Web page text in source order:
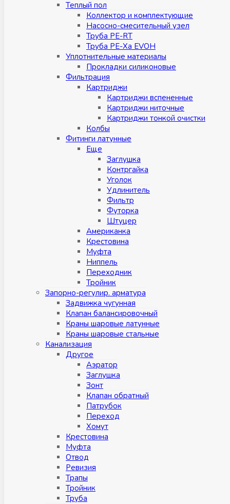
Теплый пол
Коллектор и комплектующие
Насосно-смесительный узел
Труба PE-RT
Труба PE-Xa EVOH
Уплотнительные материалы
Прокладки силиконовые
Фильтрация
Картриджи
Картриджи вспененные
Картриджи ниточные
Картриджи тонкой очистки
Колбы
Фитинги латунные
Eщe
Заглушка
Контргайка
Уголок
Удлинитель
Фильтр
Футорка
Штуцер
Американка
Крестовина
Муфта
Ниппель
Переходник
Тройник
Запорно-регулир. арматура
Задвижка чугунная
Клапан балансировочный
Краны шаровые латунные
Краны шаровые стальные
Канализация
Другое
Аэратор
Заглушкa
Зонт
Клапан обратный
Патрубок
Переход
Хомут
Крестовина
Муфтa
Отвод
Ревизия
Трапы
Тройник
Труба